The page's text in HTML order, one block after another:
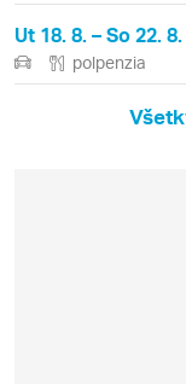
Ut 18. 8. – So 22.
polpenzia